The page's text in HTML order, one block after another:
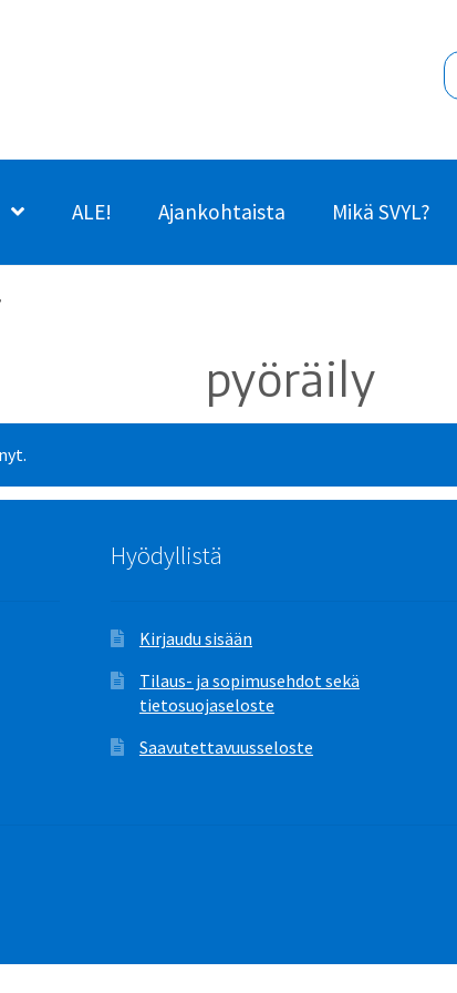
ALE! Ajankohtaista Mikä SVYL?
pyöräily
Hyödyllistä
Kirjaudu sisään
Tilaus- ja sopimusehdot sekä
tietosuojaseloste
Saavutettavuusseloste